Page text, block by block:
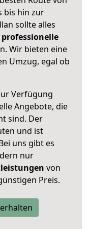
bis hin zur
sollte alles
professionelle
Wir bieten eine
Umzug, egal ob
Verfügung
Angebote, die
sind. Der
und ist
uns gibt es
nur
von
Preis.